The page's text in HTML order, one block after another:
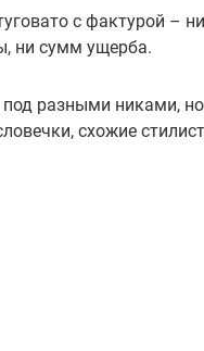
с фактурой –
ни сумм ущерба.
разными никами, но
схожие